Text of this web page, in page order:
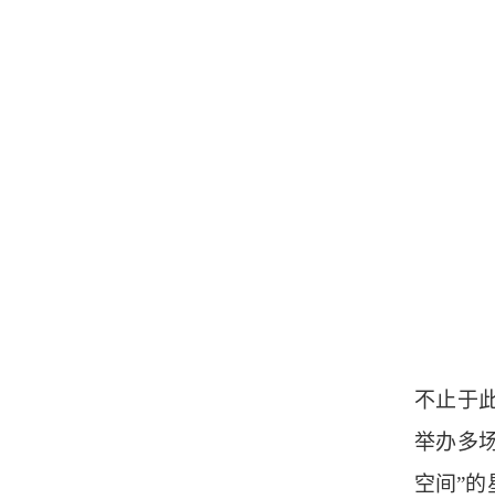
不止于
举办多
空间”